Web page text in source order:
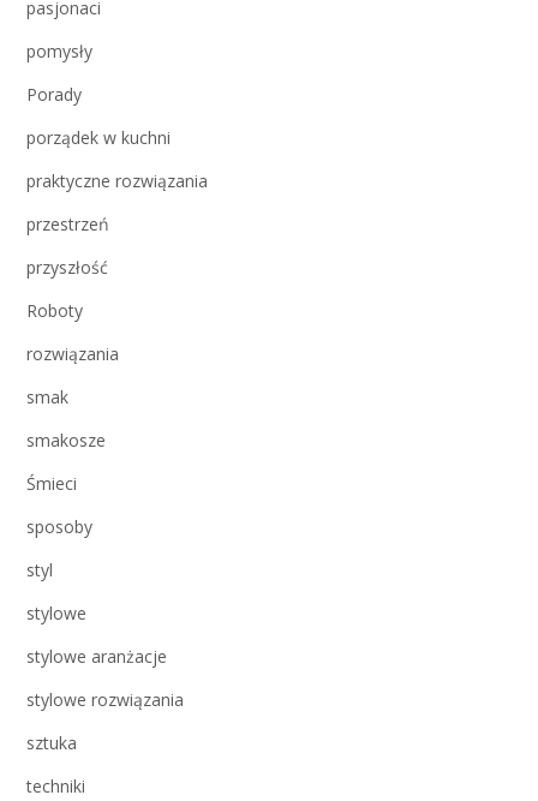
pasjonaci
pomysły
Porady
porządek w kuchni
praktyczne rozwiązania
przestrzeń
przyszłość
Roboty
rozwiązania
smak
smakosze
Śmieci
sposoby
styl
stylowe
stylowe aranżacje
stylowe rozwiązania
sztuka
techniki